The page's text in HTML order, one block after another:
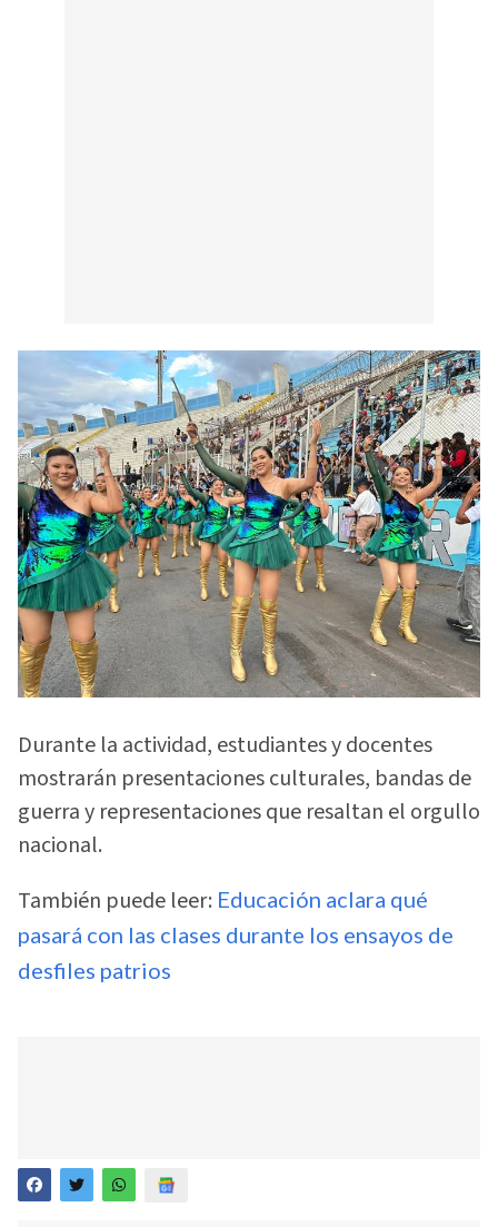
Durante la actividad, estudiantes y docentes
mostrarán presentaciones culturales, bandas de
guerra y representaciones que resaltan el orgullo
nacional.
También puede leer: Educación aclara qué
pasará con las clases durante los ensayos de
desfiles patrios